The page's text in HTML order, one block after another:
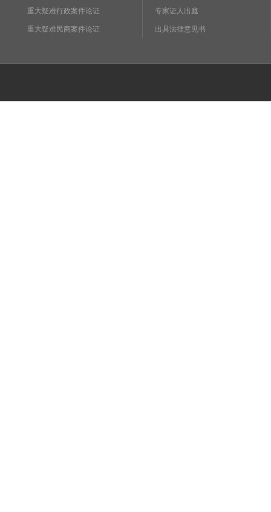
重大疑难行政案件论证
重大疑难民商案件论证
专家证人出庭
出具法律意见书